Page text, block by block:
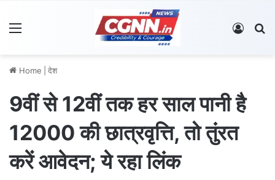
Log In
Home देश
9वीं से 12वीं तक हर साल पानी है
12000 की छात्रवृत्ति, तो तुंरत
करें आवेदन; ये रहा लिंक